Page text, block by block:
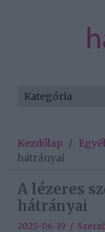
Kezdőlap /
hátrányai
A lézeres
hátrányai
2025-06-19 /